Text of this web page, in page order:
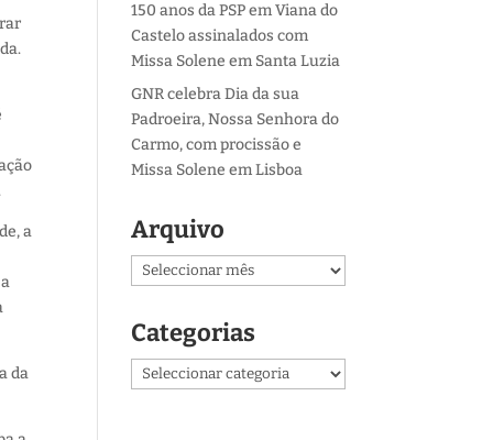
a
da
150 anos da PSP em Viana do
Castelo assinalados com
Missa Solene em Santa Luzia
GNR celebra Dia da sua
Padroeira, Nossa Senhora do
Carmo, com procissão e
Missa Solene em Lisboa
Arquivo
Arquivo
Categorias
Categorias